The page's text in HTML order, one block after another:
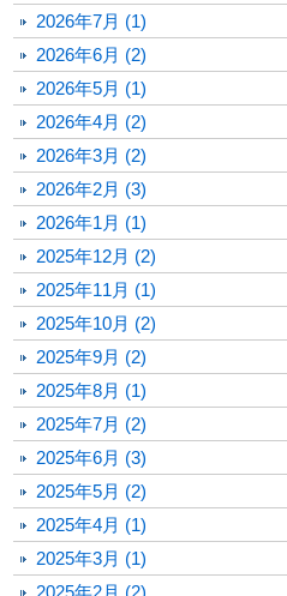
2026年7月 (1)
2026年6月 (2)
2026年5月 (1)
2026年4月 (2)
2026年3月 (2)
2026年2月 (3)
2026年1月 (1)
2025年12月 (2)
2025年11月 (1)
2025年10月 (2)
2025年9月 (2)
2025年8月 (1)
2025年7月 (2)
2025年6月 (3)
2025年5月 (2)
2025年4月 (1)
2025年3月 (1)
2025年2月 (2)